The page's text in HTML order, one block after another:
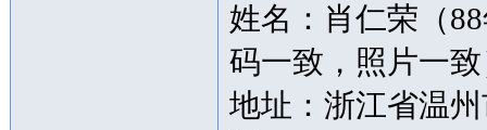
姓名：肖仁荣（
码一致，照片一
地址：浙江省温